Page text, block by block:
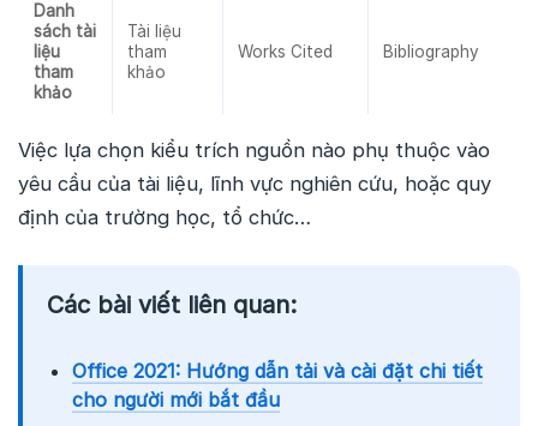
Danh
sách tài
liệu
tham
khảo
Tài liệu
tham
khảo
Works Cited Bibliography
Việc lựa chọn kiểu trích nguồn nào phụ thuộc vào
yêu cầu của tài liệu, lĩnh vực nghiên cứu, hoặc quy
định của trường học, tổ chức…
Các bài viết liên quan:
Office 2021: Hướng dẫn tải và cài đặt chi tiết
cho người mới bắt đầu